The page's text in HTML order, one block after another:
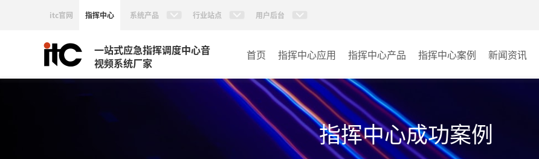
itc官网 指挥中心 系统产品 行业站点 用户后台
一站式应急指挥调度中心音
视频系统厂家
首页 指挥中心应用 指挥中心产品
KVM坐席管理系统
AI智慧分布式系统
无感调度系统
指挥中心案例
政府指挥中心
大数据指挥中心
新闻资讯
指挥中心成功案例